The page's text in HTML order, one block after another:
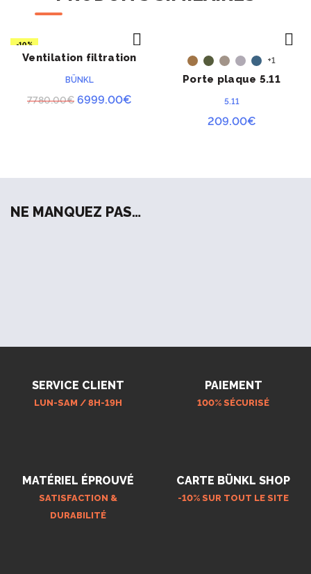
-10%
ACHETER
Ventilation filtration
NRBC ARC50
BÜNKL
7780.00€ Le
6999.00€
ACHETER +1
Porte plaque 5.11
5.11
209.00€
NE MANQUEZ PAS…
SERVICE CLIENT
LUN-SAM / 8H-19H
PAIEMENT
100% SÉCURISÉ
MATÉRIEL ÉPROUVÉ
SATISFACTION &
DURABILITÉ
CARTE BÜNKL SHOP
-10% SUR TOUT LE SITE